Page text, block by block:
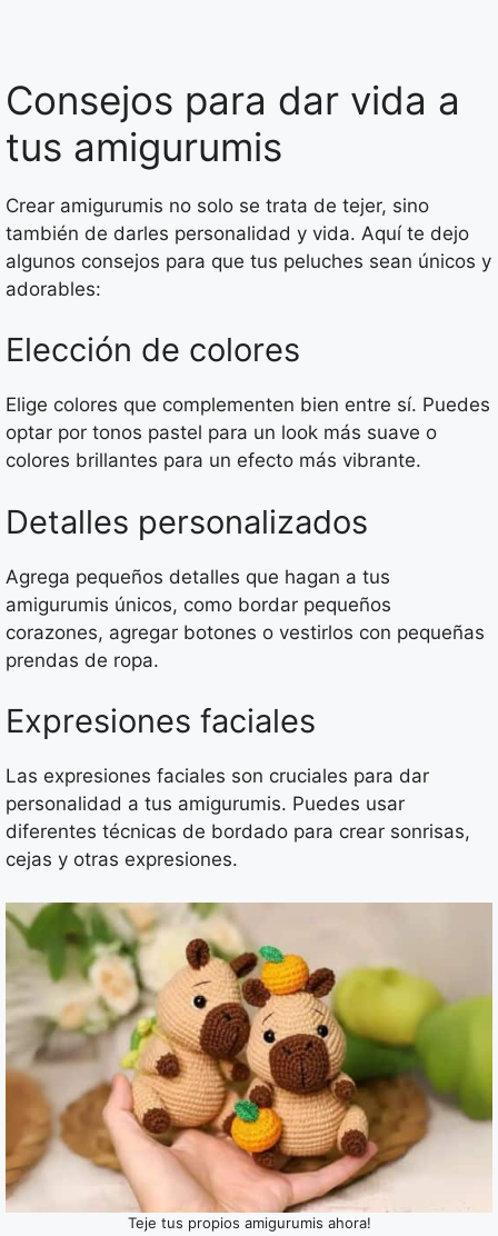
Consejos para dar vida a
tus amigurumis
Crear amigurumis no solo se trata de tejer, sino
también de darles personalidad y vida. Aquí te dejo
algunos consejos para que tus peluches sean únicos y
adorables:
Elección de colores
Elige colores que complementen bien entre sí. Puedes
optar por tonos pastel para un look más suave o
colores brillantes para un efecto más vibrante.
Detalles personalizados
Agrega pequeños detalles que hagan a tus
amigurumis únicos, como bordar pequeños
corazones, agregar botones o vestirlos con pequeñas
prendas de ropa.
Expresiones faciales
Las expresiones faciales son cruciales para dar
personalidad a tus amigurumis. Puedes usar
diferentes técnicas de bordado para crear sonrisas,
cejas y otras expresiones.
Teje tus propios amigurumis ahora!